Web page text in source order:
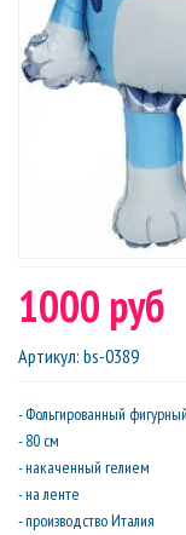
1000 руб
Артикул: bs-0389
- Фольгированный
- 80 см
- накаченный гелием
- на ленте
- производство Италия